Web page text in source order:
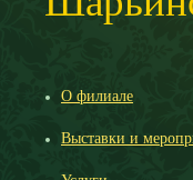
О филиале
Выставки и